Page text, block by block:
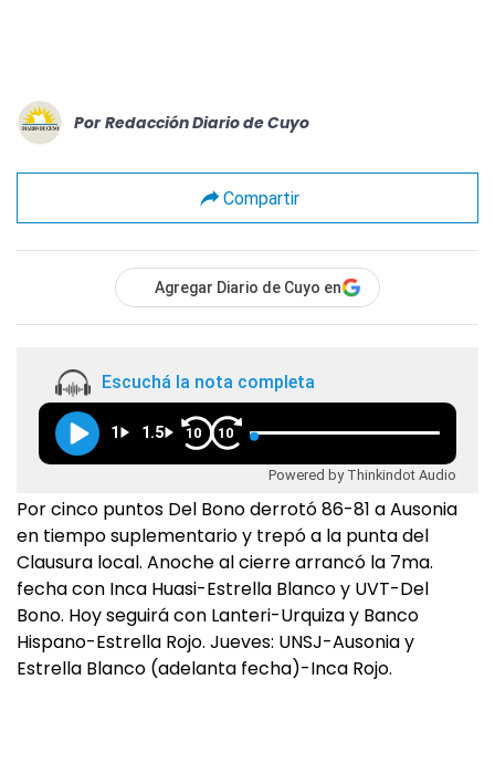
Por Redacción Diario de Cuyo
Compartir
Agregar Diario de Cuyo en
Escuchá la nota completa
1 1.5 10 10
Powered by Thinkindot Audio
Por cinco puntos Del Bono derrotó 86-81 a Ausonia
en tiempo suplementario y trepó a la punta del
Clausura local. Anoche al cierre arrancó la 7ma.
fecha con Inca Huasi-Estrella Blanco y UVT-Del
Bono. Hoy seguirá con Lanteri-Urquiza y Banco
Hispano-Estrella Rojo. Jueves: UNSJ-Ausonia y
Estrella Blanco (adelanta fecha)-Inca Rojo.